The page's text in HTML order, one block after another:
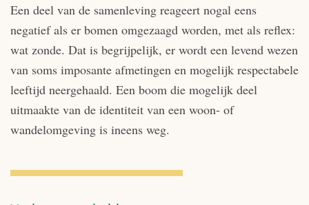
Een deel van de samenleving reageert nogal eens
negatief als er bomen omgezaagd worden, met als reflex:
wat zonde. Dat is begrijpelijk, er wordt een levend wezen
van soms imposante afmetingen en mogelijk respectabele
leeftijd neergehaald. Een boom die mogelijk deel
uitmaakte van de identiteit van een woon- of
wandelomgeving is ineens weg.